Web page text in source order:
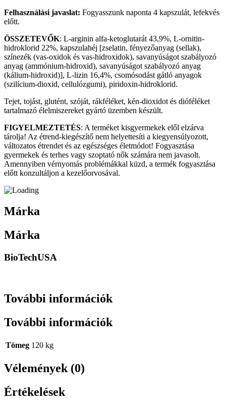
Felhasználási javaslat: Fogyasszunk naponta 4 kapszulát, lefekvés
előtt.
ÖSSZETEVŐK: L-arginin alfa-ketoglutarát 43,9%, L-ornitin-
hidroklorid 22%, kapszulahéj [zselatin, fényezőanyag (sellak),
színezék (vas-oxidok és vas-hidroxidok), savanyúságot szabályozó
anyag (ammónium-hidroxid), savanyúságot szabályozó anyag
(kálium-hidroxid)], L-lizin 16,4%, csomósodást gátló anyagok
(szilícium-dioxid, cellulózgumi), piridoxin-hidroklorid.
Tejet, tojást, glutént, szóját, rákféléket, kén-dioxidot és dióféléket
tartalmazó élelmiszereket gyártó üzemben készült.
FIGYELMEZTETÉS: A terméket kisgyermekek elől elzárva
tárolja! Az étrend-kiegészítő nem helyettesíti a kiegyensúlyozott,
változatos étrendet és az egészséges életmódot! Fogyasztása
gyermekek és terhes vagy szoptató nők számára nem javasolt.
Amennyiben vérnyomás problémákkal küzd, a termék fogyasztása
előtt konzultáljon a kezelőorvosával.
Márka
Márka
BioTechUSA
További információk
További információk
Tömeg 120 kg
Vélemények (0)
Értékelések